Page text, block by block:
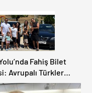
Fahiş Bilet
Avrupalı Türkler
Akın Etti,